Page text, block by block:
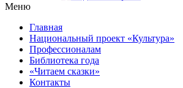
Меню
Главная
Национальный проект «Культура»
Профессионалам
Библиотека года
«Читаем сказки»
Контакты